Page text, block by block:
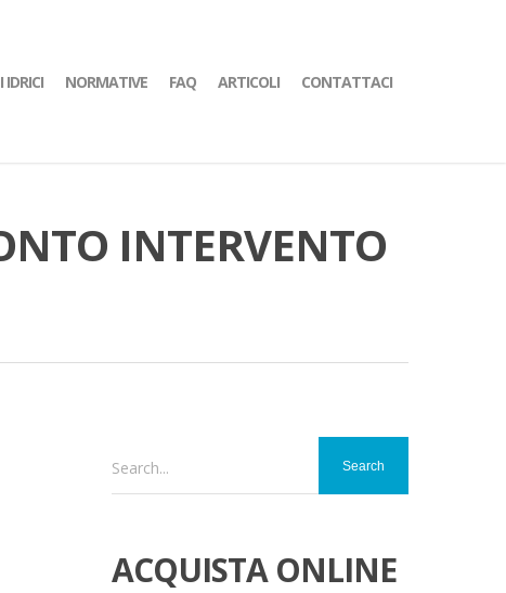
NORMATIVE FAQ ARTICOLI CONTATTACI
INTERVENTO
Search...
ACQUISTA ONLINE